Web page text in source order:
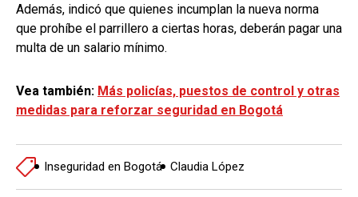
Además, indicó que quienes incumplan la nueva norma
que prohíbe el parrillero a ciertas horas, deberán pagar una
multa de un salario mínimo.
Vea también: Más policías, puestos de control y otras
medidas para reforzar seguridad en Bogotá
Inseguridad en Bogotá Claudia López